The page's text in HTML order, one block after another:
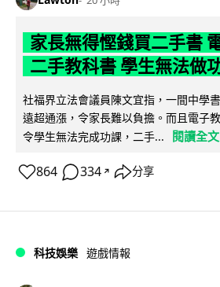
家長無得慳錢買二手書
二手教科書 學生無法做
社福界立法會議員陳文宜指，一間中學
遠超通漲，令家長難以負擔。而且電子
令學生無法完成功課，二手...
閱讀全文
864 334 ↗ 分享
科技娛樂 遊戲情報